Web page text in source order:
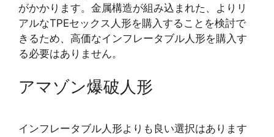
がかかります。金属構造が組み込まれた、よりリ
アルなTPEセックス人形を購入することを検討で
きるため、高価なインフレータブル人形を購入す
る必要はありません。
アマゾン爆破人形
インフレータブル人形よりも良い選択はあります